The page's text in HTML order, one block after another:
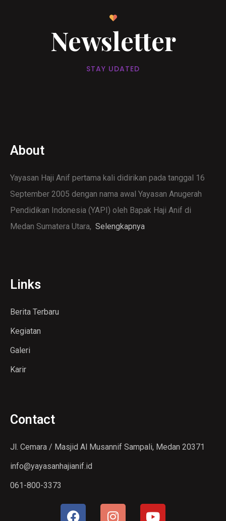
Newsletter
STAY UDATED
About
Yayasan Haji Anif pertama kali didirikan pada tanggal 16
September 2005 dengan nama awal Yayasan Anugerah
Pendidikan Indonesia (YAPI) oleh Bapak Haji Anif di
Medan Sumatera Utara, Selengkapnya
Links
Berita Terbaru
Kegiatan
Galeri
Karir
Contact
Jl. Cemara / Masjid Al Musannif Sampali, Medan 20371
info@yayasanhajianif.id
061-800-3373